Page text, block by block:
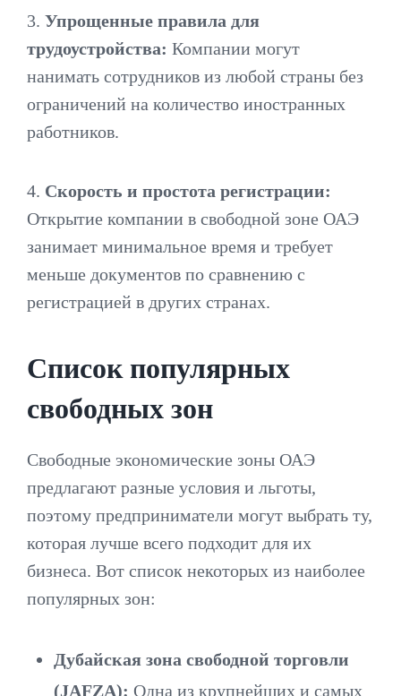
3. Упрощенные правила для
трудоустройства: Компании могут
нанимать сотрудников из любой страны без
ограничений на количество иностранных
работников.
4. Скорость и простота регистрации:
Открытие компании в свободной зоне ОАЭ
занимает минимальное время и требует
меньше документов по сравнению с
регистрацией в других странах.
Список популярных
свободных зон
Свободные экономические зоны ОАЭ
предлагают разные условия и льготы,
поэтому предприниматели могут выбрать ту,
которая лучше всего подходит для их
бизнеса. Вот список некоторых из наиболее
популярных зон:
Дубайская зона свободной торговли
(JAFZA): Одна из крупнейших и самых